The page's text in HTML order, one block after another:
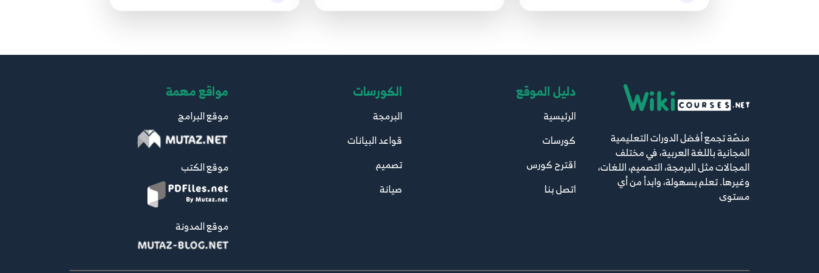
منصّة تجمع أفضل الدورات التعليمية
المجانية باللغة العربية، في مختلف
المجالات مثل البرمجة، التصميم، اللغات،
وغيرها. تعلم بسهولة، وابدأ من أي
مستوى
دليل الموقع
الرئيسية
كورسات
اقترح كورس
اتصل بنا
الكورسات
البرمجة
قواعد البيانات
تصميم
صيانة
مواقع مهمة
موقع البرامج
موقع الكتب
موقع المدونة